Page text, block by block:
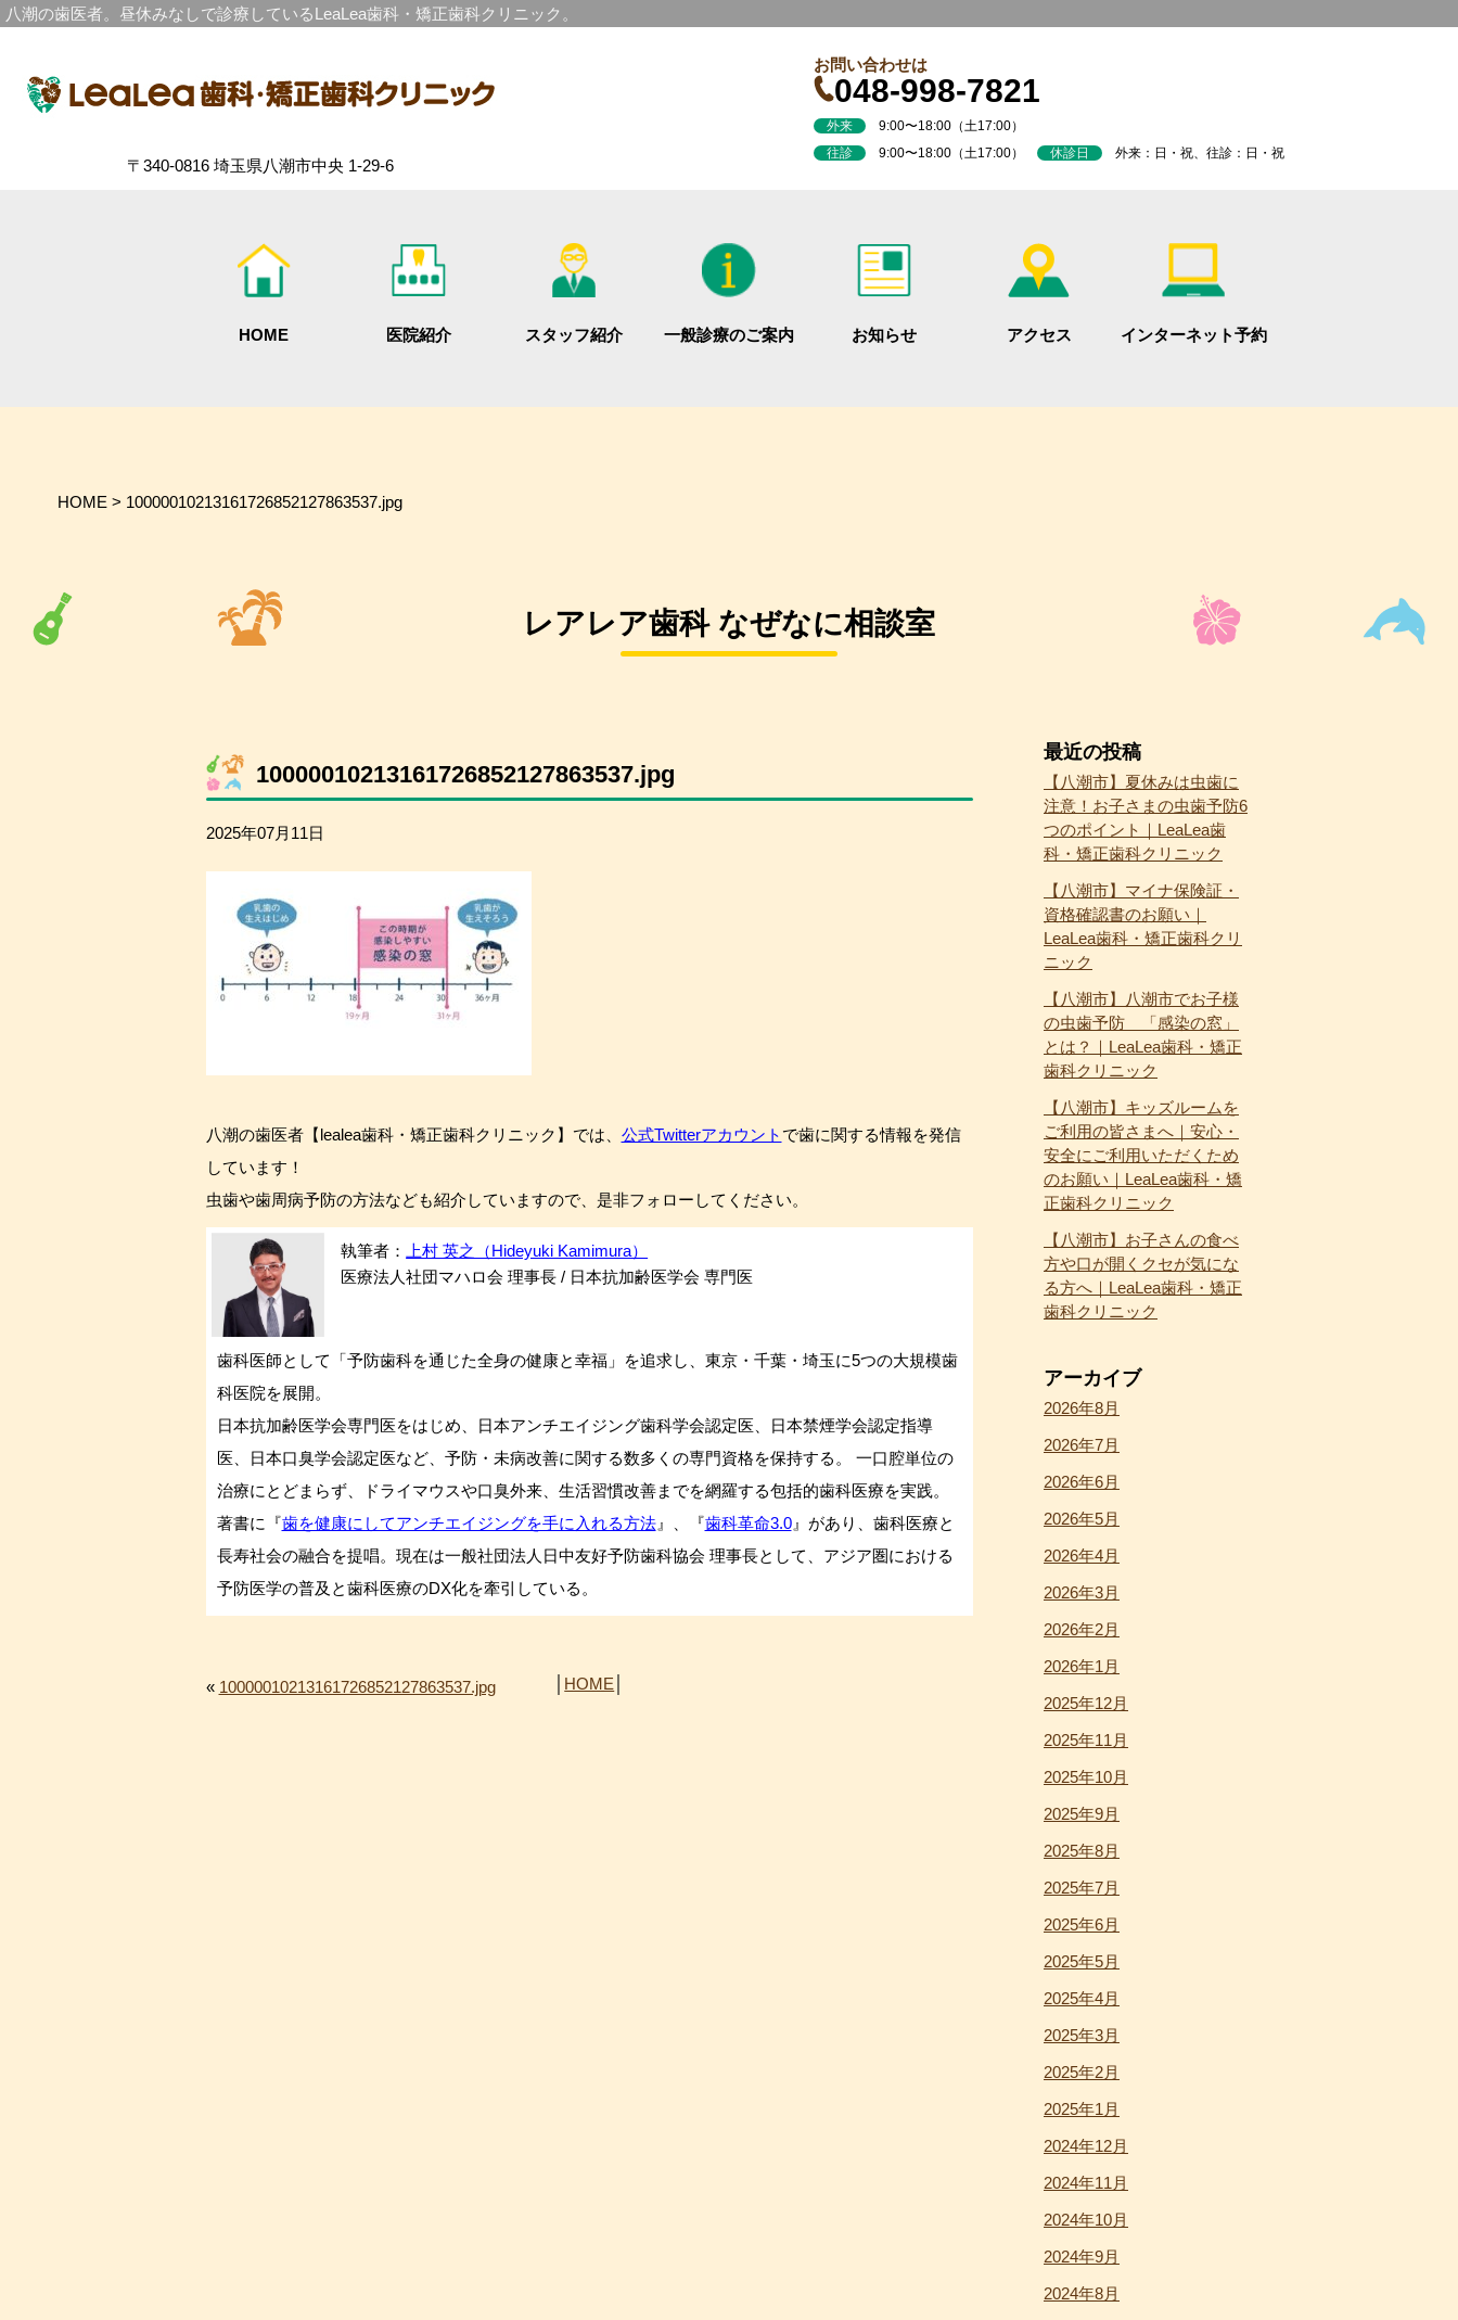
八潮の歯医者。昼休みなしで診療しているLeaLea歯科・矯正歯科クリニック。
〒340-0816 埼玉県八潮市中央 1-29-6
お問い合わせは
048-998-7821
外来9:00〜18:00（土17:00）
往診9:00〜18:00（土17:00） 休診日外来：日・祝、往診：日・祝
HOME 医院紹介 スタッフ紹介 一般診療のご案内 お知らせ アクセス インターネット予約
HOME > 10000010213161726852127863537.jpg
レアレア歯科 なぜなに相談室
10000010213161726852127863537.jpg
2025年07月11日
八潮の歯医者【lealea歯科・矯正歯科クリニック】では、 公式Twitterアカウント で歯に関する情報を発信
しています！
虫歯や歯周病予防の方法なども紹介していますので、是非フォローしてください。
執筆者：
上村 英之（Hideyuki Kamimura）
医療法人社団マハロ会 理事長 / 日本抗加齢医学会 専門医
歯科医師として「予防歯科を通じた全身の健康と幸福」を追求し、東京・千葉・埼玉に5つの大規模歯
科医院を展開。
日本抗加齢医学会専門医をはじめ、日本アンチエイジング歯科学会認定医、日本禁煙学会認定指導
医、日本口臭学会認定医など、予防・未病改善に関する数多くの専門資格を保持する。 一口腔単位の
治療にとどまらず、ドライマウスや口臭外来、生活習慣改善までを網羅する包括的歯科医療を実践。
著書に『歯を健康にしてアンチエイジングを手に入れる方法』、『歯科革命3.0』があり、歯科医療と
長寿社会の融合を提唱。現在は一般社団法人日中友好予防歯科協会 理事長として、アジア圏における
予防医学の普及と歯科医療のDX化を牽引している。
« 10000010213161726852127863537.jpg HOME
最近の投稿
【八潮市】夏休みは虫歯に
注意！お子さまの虫歯予防6
つのポイント｜LeaLea歯
科・矯正歯科クリニック
【八潮市】マイナ保険証・
資格確認書のお願い｜
LeaLea歯科・矯正歯科クリ
ニック
【八潮市】八潮市でお子様
の虫歯予防 「感染の窓」
とは？｜LeaLea歯科・矯正
歯科クリニック
【八潮市】キッズルームを
ご利用の皆さまへ｜安心・
安全にご利用いただくため
のお願い｜LeaLea歯科・矯
正歯科クリニック
【八潮市】お子さんの食べ
方や口が開くクセが気にな
る方へ｜LeaLea歯科・矯正
歯科クリニック
アーカイブ
2026年8月
2026年7月
2026年6月
2026年5月
2026年4月
2026年3月
2026年2月
2026年1月
2025年12月
2025年11月
2025年10月
2025年9月
2025年8月
2025年7月
2025年6月
2025年5月
2025年4月
2025年3月
2025年2月
2025年1月
2024年12月
2024年11月
2024年10月
2024年9月
2024年8月